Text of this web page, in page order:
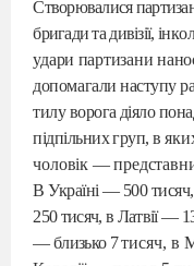
Створювалися
бригади та дивізії,
удари партизани
допомагали наступу
тилу ворога діяло
підпільних груп, в
чоловік —
В Україні — 500 тисяч,
250 тисяч, в Латвії —
— близько 7тисяч, в